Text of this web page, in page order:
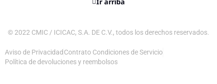
© 2022 CMIC / ICICAC, S.A. DE C.V., todos los derechos reservados.
Aviso de Privacidad Contrato Condiciones de Servicio
Política de devoluciones y reembolsos